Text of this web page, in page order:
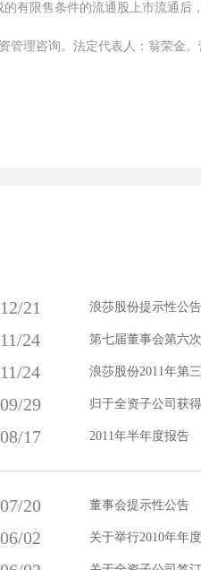
有限售条件的流通股上市流通后
理咨询。法定代表人：翁荣金。
12/21 浪莎股份提示性公告
11/24 第七届董事会第六次会
11/24 浪莎股份2011年第
09/29 归于全资子公司获
08/17 2011年半年度报告
07/20 董事会提示性公告
06/02 关于举行2010年年